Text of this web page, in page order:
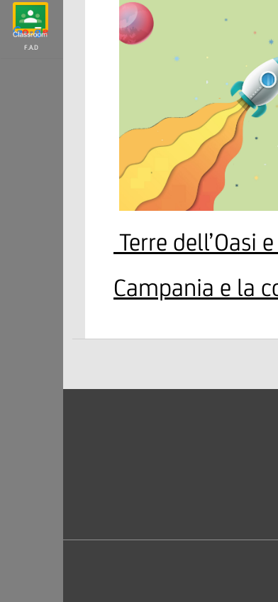
F.A.D
Terre dell’Oasi
Campania e la